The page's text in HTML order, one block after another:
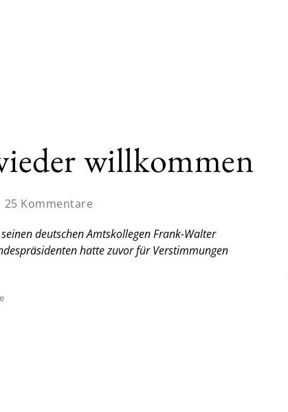
willkommen
25 Kommentare
deutschen Amtskollegen Frank-Walter
hatte zuvor für Verstimmungen